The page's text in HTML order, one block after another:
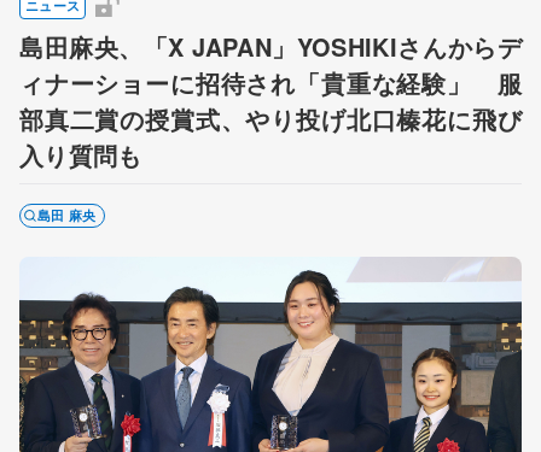
ニュース
島田麻央、「X JAPAN」YOSHIKIさんからデ
ィナーショーに招待され「貴重な経験」 服
部真二賞の授賞式、やり投げ北口榛花に飛び
入り質問も
島田 麻央